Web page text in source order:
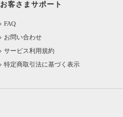
お客さまサポート
FAQ
お問い合わせ
サービス利用規約
特定商取引法に基づく表示